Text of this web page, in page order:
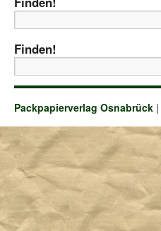
Finden!
Packpapierverlag Osnabrück |